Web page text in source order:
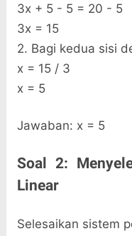
3x + 5 - 5 = 20 - 5
3x = 15
2. Bagi kedua sisi
x = 15 / 3
x = 5
Jawaban: x = 5
Soal 2:
Linear
Selesaikan sistem